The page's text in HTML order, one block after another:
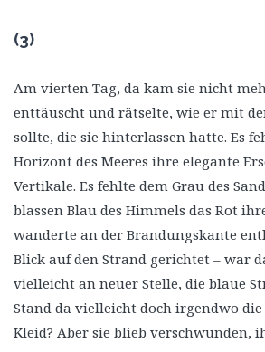
(3)
Am vierten Tag, da kam sie nicht
enttäuscht und rätselte, wie er mit
sollte, die sie hinterlassen hatte. Es
Horizont des Meeres ihre elegante
Vertikale. Es fehlte dem Grau des
blassen Blau des Himmels das Rot
wanderte an der Brandungskante
Blick auf den Strand gerichtet – war
vielleicht an neuer Stelle, die blaue
Stand da vielleicht doch irgendwo
Kleid? Aber sie blieb verschwunden,